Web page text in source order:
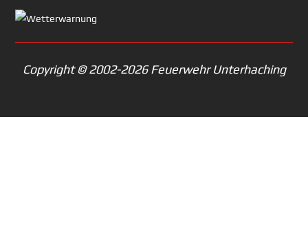
Copyright © 2002-2026 Feuerwehr Unterhaching